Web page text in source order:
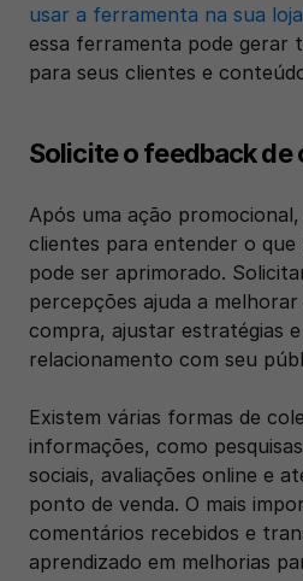
usar a ferramenta na sua
essa ferramenta pode gerar
para seus clientes e
Solicite o feedback de
Após uma ação
clientes para entender o
pode ser aprimorado.
percepções ajuda a
compra, ajustar estratégias
relacionamento com seu
Existem várias formas de
informações, como
sociais, avaliações online e
ponto de venda. O mais
comentários recebidos e
aprendizado em melhorias